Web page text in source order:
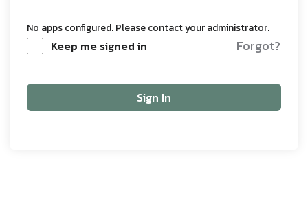
No apps configured. Please contact your administrator.
Keep me signed in Forgot?
Sign In